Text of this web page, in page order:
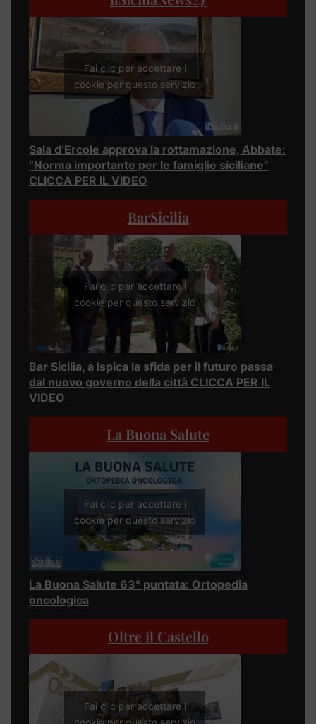
Fai clic per accettare i
cookie per questo servizio
Sala d’Ercole approva la rottamazione, Abbate:
“Norma importante per le famiglie siciliane”
CLICCA PER IL VIDEO
BarSicilia
Fai clic per accettare i
cookie per questo servizio
Bar Sicilia, a Ispica la sfida per il futuro passa
dal nuovo governo della città CLICCA PER IL
VIDEO
La Buona Salute
Fai clic per accettare i
cookie per questo servizio
La Buona Salute 63° puntata: Ortopedia
oncologica
Oltre il Castello
Fai clic per accettare i